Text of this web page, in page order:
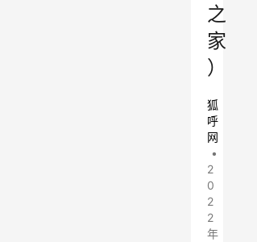
之
家
）
狐
呼
网
•
2
0
2
2
年